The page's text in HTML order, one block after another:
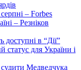
– Forbes
– Резніков
доступні в “Дії”
статус для України і
Медведчука